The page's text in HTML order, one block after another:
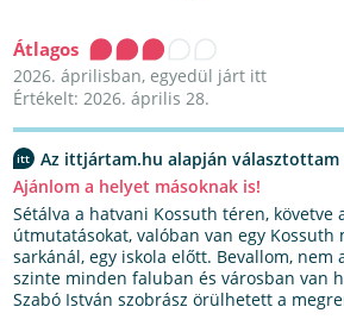
Átlagos
2026. áprilisban, egyedül járt itt
Értékelt: 2026. április 28.
Az ittjártam.hu alapján választottam
Ajánlom a helyet másoknak is!
Sétálva a hatvani Kossuth téren, követve
útmutatásokat, valóban van egy Kossuth
sarkánál, egy iskola előtt. Bevallom, nem
szinte minden faluban és városban van
Szabó István szobrász örülhetett a